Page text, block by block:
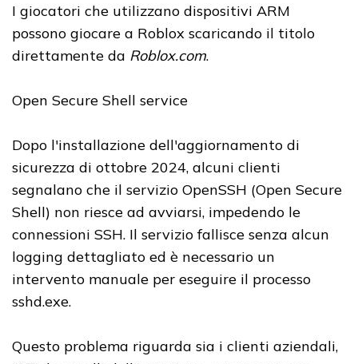
I giocatori che utilizzano dispositivi ARM
possono giocare a Roblox scaricando il titolo
direttamente da Roblox.com.
Open Secure Shell service
Dopo l'installazione dell'aggiornamento di
sicurezza di ottobre 2024, alcuni clienti
segnalano che il servizio OpenSSH (Open Secure
Shell) non riesce ad avviarsi, impedendo le
connessioni SSH. Il servizio fallisce senza alcun
logging dettagliato ed è necessario un
intervento manuale per eseguire il processo
sshd.exe.
Questo problema riguarda sia i clienti aziendali,